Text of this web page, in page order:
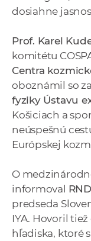
dosiahne
Prof. Karel
komitétu
Centra
oboznámil so
fyziky Ústavu
Košiciach a
neúspešnú
Európskej
O
informoval
predseda
IYA. Hovoril
hľadiska, ktoré